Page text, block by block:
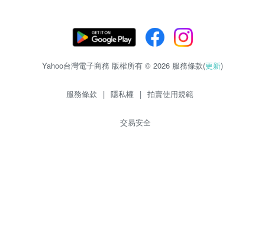
Yahoo台灣電子商務 版權所有 © 2026 服務條款(更新)
服務條款 | 隱私權 | 拍賣使用規範
交易安全